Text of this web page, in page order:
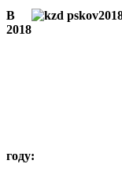
В
2018
году: